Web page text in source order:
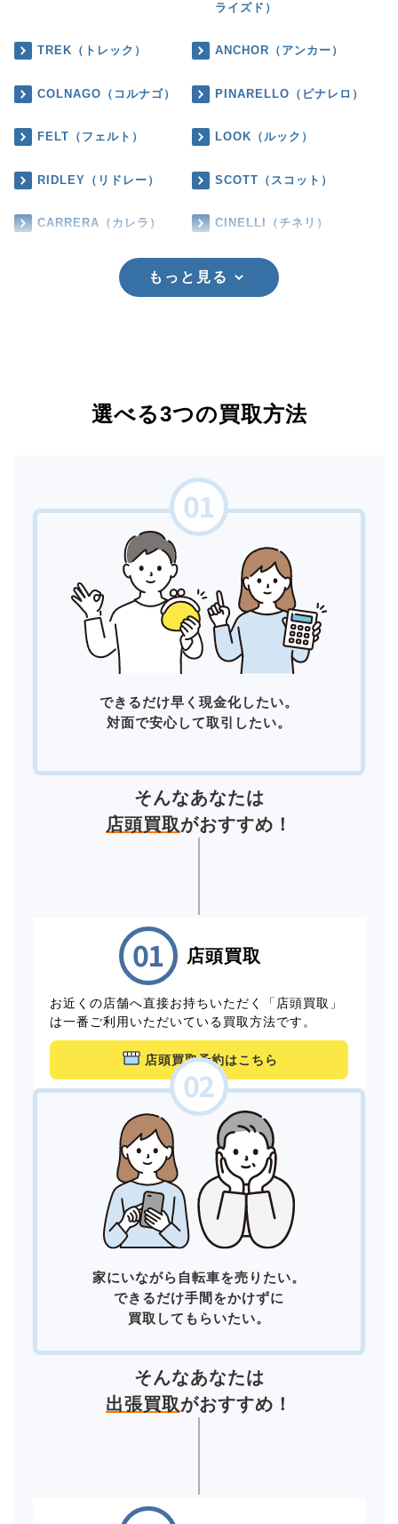
ライズド）
TREK（トレック） ANCHOR（アンカー）
COLNAGO（コルナゴ） PINARELLO（ピナレロ）
FELT（フェルト） LOOK（ルック）
RIDLEY（リドレー） SCOTT（スコット）
CARRERA（カレラ） CINELLI（チネリ）
もっと見る
選べる3つの買取方法
できるだけ早く現金化したい。
対面で安心して取引したい。
そんなあなたは
店頭買取がおすすめ！
店頭買取
お近くの店舗へ直接お持ちいただく「店頭買取」
は一番ご利用いただいている買取方法です。
店頭買取予約はこちら
家にいながら自転車を売りたい。
できるだけ手間をかけずに
買取してもらいたい。
そんなあなたは
出張買取がおすすめ！